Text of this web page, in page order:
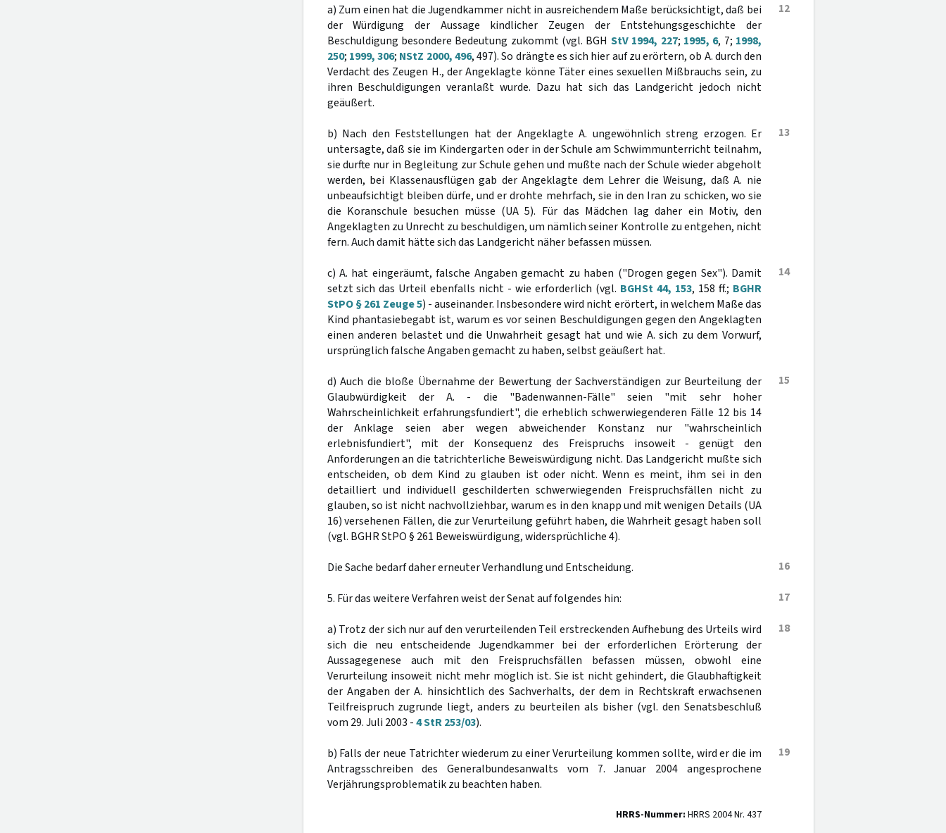
12
a) Zum einen hat die Jugendkammer nicht in ausreichendem Maße berücksichtigt, daß bei
der Würdigung der Aussage kindlicher Zeugen der Entstehungsgeschichte der
Beschuldigung besondere Bedeutung zukommt (vgl. BGH StV 1994, 227; 1995, 6, 7; 1998,
250; 1999, 306; NStZ 2000, 496, 497). So drängte es sich hier auf zu erörtern, ob A. durch den
Verdacht des Zeugen H., der Angeklagte könne Täter eines sexuellen Mißbrauchs sein, zu
ihren Beschuldigungen veranlaßt wurde. Dazu hat sich das Landgericht jedoch nicht
geäußert.
13
b) Nach den Feststellungen hat der Angeklagte A. ungewöhnlich streng erzogen. Er
untersagte, daß sie im Kindergarten oder in der Schule am Schwimmunterricht teilnahm,
sie durfte nur in Begleitung zur Schule gehen und mußte nach der Schule wieder abgeholt
werden, bei Klassenausflügen gab der Angeklagte dem Lehrer die Weisung, daß A. nie
unbeaufsichtigt bleiben dürfe, und er drohte mehrfach, sie in den Iran zu schicken, wo sie
die Koranschule besuchen müsse (UA 5). Für das Mädchen lag daher ein Motiv, den
Angeklagten zu Unrecht zu beschuldigen, um nämlich seiner Kontrolle zu entgehen, nicht
fern. Auch damit hätte sich das Landgericht näher befassen müssen.
14
c) A. hat eingeräumt, falsche Angaben gemacht zu haben ("Drogen gegen Sex"). Damit
setzt sich das Urteil ebenfalls nicht - wie erforderlich (vgl. BGHSt 44, 153, 158 ff.; BGHR
StPO § 261 Zeuge 5) - auseinander. Insbesondere wird nicht erörtert, in welchem Maße das
Kind phantasiebegabt ist, warum es vor seinen Beschuldigungen gegen den Angeklagten
einen anderen belastet und die Unwahrheit gesagt hat und wie A. sich zu dem Vorwurf,
ursprünglich falsche Angaben gemacht zu haben, selbst geäußert hat.
15
d) Auch die bloße Übernahme der Bewertung der Sachverständigen zur Beurteilung der
Glaubwürdigkeit der A. - die "Badenwannen-Fälle" seien "mit sehr hoher
Wahrscheinlichkeit erfahrungsfundiert", die erheblich schwerwiegenderen Fälle 12 bis 14
der Anklage seien aber wegen abweichender Konstanz nur "wahrscheinlich
erlebnisfundiert", mit der Konsequenz des Freispruchs insoweit - genügt den
Anforderungen an die tatrichterliche Beweiswürdigung nicht. Das Landgericht mußte sich
entscheiden, ob dem Kind zu glauben ist oder nicht. Wenn es meint, ihm sei in den
detailliert und individuell geschilderten schwerwiegenden Freispruchsfällen nicht zu
glauben, so ist nicht nachvollziehbar, warum es in den knapp und mit wenigen Details (UA
16) versehenen Fällen, die zur Verurteilung geführt haben, die Wahrheit gesagt haben soll
(vgl. BGHR StPO § 261 Beweiswürdigung, widersprüchliche 4).
16
Die Sache bedarf daher erneuter Verhandlung und Entscheidung.
17
5. Für das weitere Verfahren weist der Senat auf folgendes hin:
18
a) Trotz der sich nur auf den verurteilenden Teil erstreckenden Aufhebung des Urteils wird
sich die neu entscheidende Jugendkammer bei der erforderlichen Erörterung der
Aussagegenese auch mit den Freispruchsfällen befassen müssen, obwohl eine
Verurteilung insoweit nicht mehr möglich ist. Sie ist nicht gehindert, die Glaubhaftigkeit
der Angaben der A. hinsichtlich des Sachverhalts, der dem in Rechtskraft erwachsenen
Teilfreispruch zugrunde liegt, anders zu beurteilen als bisher (vgl. den Senatsbeschluß
vom 29. Juli 2003 -4 StR 253/03).
19
b) Falls der neue Tatrichter wiederum zu einer Verurteilung kommen sollte, wird er die im
Antragsschreiben des Generalbundesanwalts vom 7. Januar 2004 angesprochene
Verjährungsproblematik zu beachten haben.
HRRS-Nummer: HRRS 2004 Nr. 437